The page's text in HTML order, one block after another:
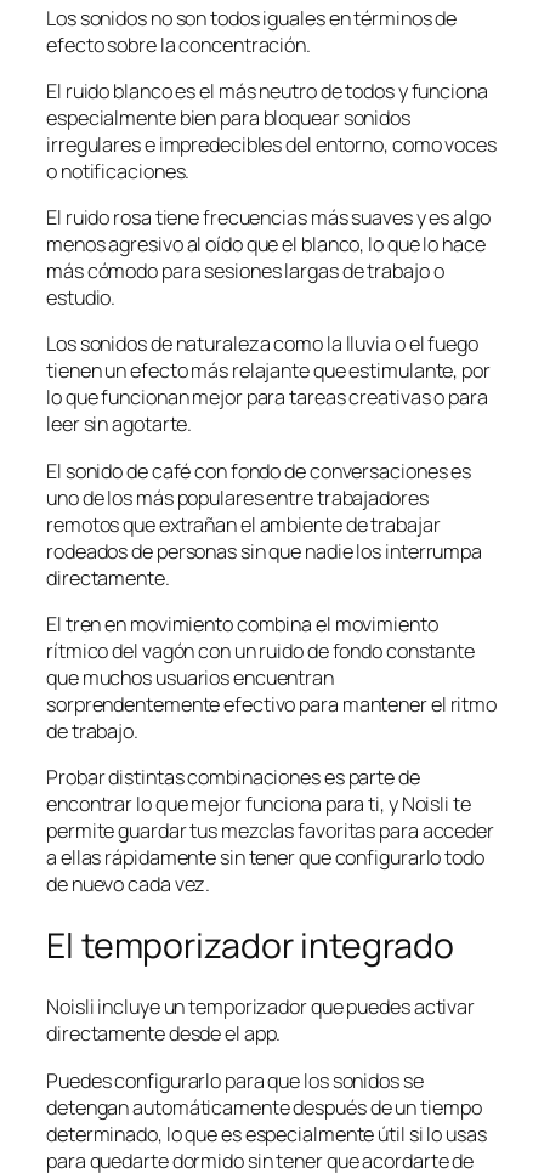
Los sonidos no son todos iguales en términos de
efecto sobre la concentración.
El ruido blanco es el más neutro de todos y funciona
especialmente bien para bloquear sonidos
irregulares e impredecibles del entorno, como voces
o notificaciones.
El ruido rosa tiene frecuencias más suaves y es algo
menos agresivo al oído que el blanco, lo que lo hace
más cómodo para sesiones largas de trabajo o
estudio.
Los sonidos de naturaleza como la lluvia o el fuego
tienen un efecto más relajante que estimulante, por
lo que funcionan mejor para tareas creativas o para
leer sin agotarte.
El sonido de café con fondo de conversaciones es
uno de los más populares entre trabajadores
remotos que extrañan el ambiente de trabajar
rodeados de personas sin que nadie los interrumpa
directamente.
El tren en movimiento combina el movimiento
rítmico del vagón con un ruido de fondo constante
que muchos usuarios encuentran
sorprendentemente efectivo para mantener el ritmo
de trabajo.
Probar distintas combinaciones es parte de
encontrar lo que mejor funciona para ti, y Noisli te
permite guardar tus mezclas favoritas para acceder
a ellas rápidamente sin tener que configurarlo todo
de nuevo cada vez.
El temporizador integrado
Noisli incluye un temporizador que puedes activar
directamente desde el app.
Puedes configurarlo para que los sonidos se
detengan automáticamente después de un tiempo
determinado, lo que es especialmente útil si lo usas
para quedarte dormido sin tener que acordarte de